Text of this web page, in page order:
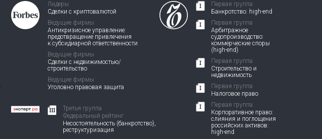
Лидеры
Сделки с криптовалютой
Ведущие фирмы
Антикризисное управление:
предотвращение привлечения
к субсидиарной ответственности
Ведущие фирмы
Сделки с недвижимостью/
строительство
Ведущие фирмы
Уголовно правовая защита
Третья группа
Федеральный рейтинг
Несостоятельность (банкротство),
реструктуризация
Первая группа
Банкротство: high-end
Первая группа
Арбитражное
судопроизводство:
коммерческие споры
(high-end)
Первая группа
Строительство и
недвижимость
Первая группа
Налоговое право
Первая группа
Корпоративное право:
слияния и поглощения
российских активов:
high-end